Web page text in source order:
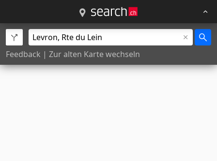
Feedback | Zur alten Karte wechseln